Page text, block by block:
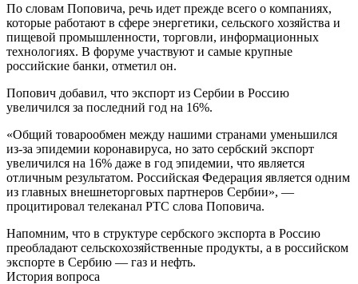
По словам Поповича, речь идет прежде всего о компаниях,
которые работают в сфере энергетики, сельского хозяйства и
пищевой промышленности, торговли, информационных
технологиях. В форуме участвуют и самые крупные
российские банки, отметил он.
Попович добавил, что экспорт из Сербии в Россию
увеличился за последний год на 16%.
«Общий товарообмен между нашими странами уменьшился
из-за эпидемии коронавируса, но зато сербский экспорт
увеличился на 16% даже в год эпидемии, что является
отличным результатом. Российская Федерация является одним
из главных внешнеторговых партнеров Сербии», —
процитировал телеканал РТС слова Поповича.
Напомним, что в структуре сербского экспорта в Россию
преобладают сельскохозяйственные продукты, а в российском
экспорте в Сербию — газ и нефть.
История вопроса